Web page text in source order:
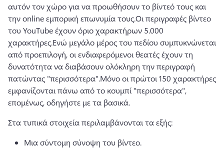
αυτόν τον χώρο για να προωθήσουν το βίντεό τους και
την online εμπορική επωνυμία τους.Οι περιγραφές βίντεο
του YouTube έχουν όριο χαρακτήρων 5.000
χαρακτήρες.Ενώ μεγάλο μέρος του πεδίου συμπυκνώνεται
από προεπιλογή, οι ενδιαφερόμενοι θεατές έχουν τη
δυνατότητα να διαβάσουν ολόκληρη την περιγραφή
πατώντας "περισσότερα".Μόνο οι πρώτοι 150 χαρακτήρες
εμφανίζονται πάνω από το κουμπί "περισσότερα",
επομένως, οδηγήστε με τα βασικά.
Στα τυπικά στοιχεία περιλαμβάνονται τα εξής:
Μια σύντομη σύνοψη του βίντεο.